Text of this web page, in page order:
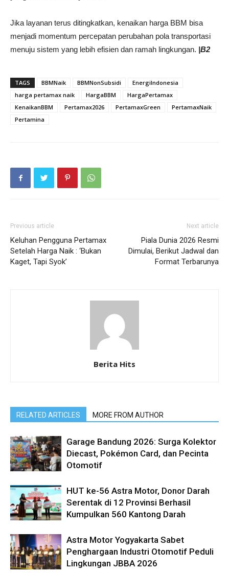
Jika layanan terus ditingkatkan, kenaikan harga BBM bisa
menjadi momentum percepatan perubahan pola transportasi
menuju sistem yang lebih efisien dan ramah lingkungan. |B2
TAGS BBMNaik BBMNonSubsidi
EnergiIndonesia
harga pertamax naik
HargaBBM
HargaPertamax
KenaikanBBM
Pertamax2026 PertamaxGreen
PertamaxNaik
Pertamina
Previous article
Keluhan Pengguna Pertamax
Setelah Harga Naik : ‘Bukan
Kaget, Tapi Syok’
Next article
Piala Dunia 2026 Resmi
Dimulai, Berikut Jadwal dan
Format Terbarunya
Berita Hits
RELATED ARTICLES MORE FROM AUTHOR
Garage Bandung 2026: Surga Kolektor
Diecast, Pokémon Card, dan Pecinta
Otomotif
HUT ke-56 Astra Motor, Donor Darah
Serentak di 12 Provinsi Berhasil
Kumpulkan 560 Kantong Darah
Astra Motor Yogyakarta Sabet
Penghargaan Industri Otomotif Peduli
Lingkungan JBBA 2026